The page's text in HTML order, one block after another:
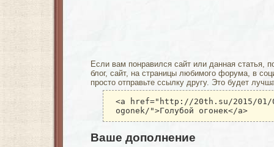
Если вам понравился сайт или данная статья,
блог, сайт, на страницы любимого форума, в
просто отправьте ссылку другу. Это будет
<a href="http://20th.su/2015/01/
ogonek/">Голубой огонек</a>
Ваше дополнение